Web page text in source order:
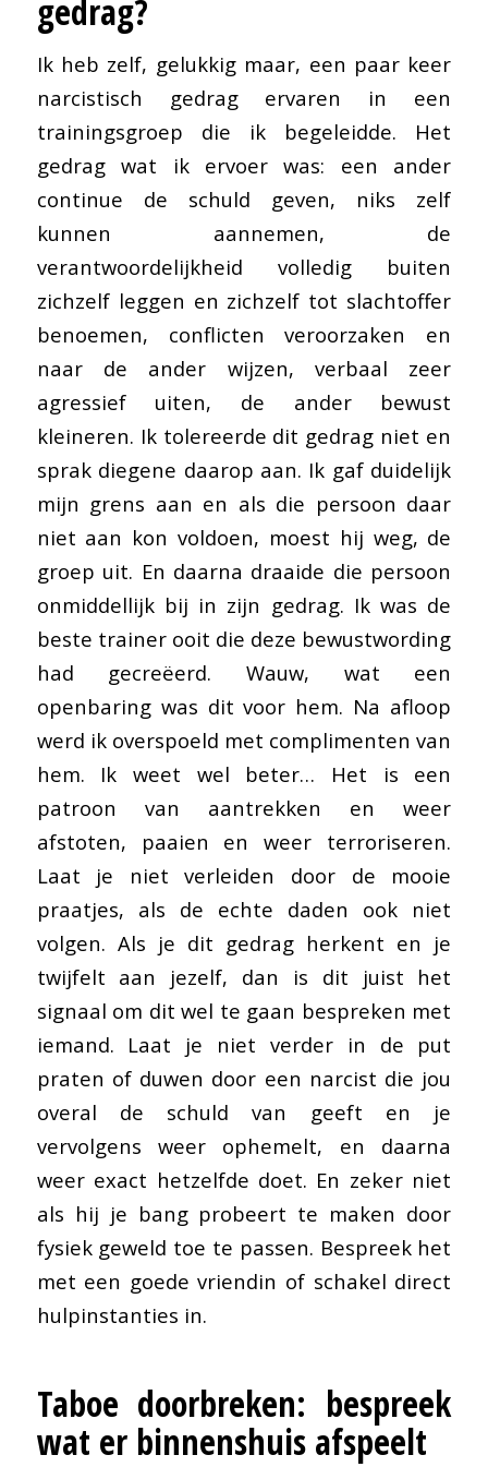
gedrag?
Ik heb zelf, gelukkig maar, een paar keer
narcistisch gedrag ervaren in een
trainingsgroep die ik begeleidde. Het
gedrag wat ik ervoer was: een ander
continue de schuld geven, niks zelf
kunnen aannemen, de
verantwoordelijkheid volledig buiten
zichzelf leggen en zichzelf tot slachtoffer
benoemen, conflicten veroorzaken en
naar de ander wijzen, verbaal zeer
agressief uiten, de ander bewust
kleineren. Ik tolereerde dit gedrag niet en
sprak diegene daarop aan. Ik gaf duidelijk
mijn grens aan en als die persoon daar
niet aan kon voldoen, moest hij weg, de
groep uit. En daarna draaide die persoon
onmiddellijk bij in zijn gedrag. Ik was de
beste trainer ooit die deze bewustwording
had gecreëerd. Wauw, wat een
openbaring was dit voor hem. Na afloop
werd ik overspoeld met complimenten van
hem. Ik weet wel beter… Het is een
patroon van aantrekken en weer
afstoten, paaien en weer terroriseren.
Laat je niet verleiden door de mooie
praatjes, als de echte daden ook niet
volgen. Als je dit gedrag herkent en je
twijfelt aan jezelf, dan is dit juist het
signaal om dit wel te gaan bespreken met
iemand. Laat je niet verder in de put
praten of duwen door een narcist die jou
overal de schuld van geeft en je
vervolgens weer ophemelt, en daarna
weer exact hetzelfde doet. En zeker niet
als hij je bang probeert te maken door
fysiek geweld toe te passen. Bespreek het
met een goede vriendin of schakel direct
hulpinstanties in.
Taboe doorbreken: bespreek
wat er binnenshuis afspeelt